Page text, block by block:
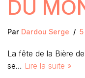
DU
Par Dardou Serge
La fête de la Bière
se… Lire la suite »